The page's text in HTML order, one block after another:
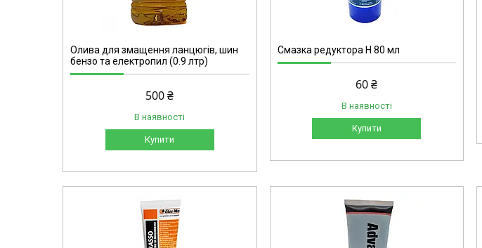
Олива для змащення ланцюгів, шин
бензо та електропил (0.9 лтр)
500 ₴
В наявності
Купити
391
Смазка редуктора H 80 мл
60 ₴
В наявності
Купити
2356